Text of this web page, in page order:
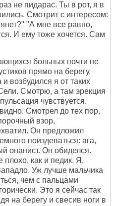
не пидарас. Ты в рот, я в
Смотрит с интересом:
"А мне все равно,
И ему тоже хочется. Сам
больных почти не
прямо на берегу.
возбудился я от таких
Смотрю, а там эрекция
чувствуется.
Смотрел до тех пор,
взор,
Он предложил
поиздеваться: ага,
онанист. Он обиделся.
плохо, как и педик. Я,
Уж лучше мальчика
чем с пальцами
Это я сейчас так
на берегу и свесив ноги в